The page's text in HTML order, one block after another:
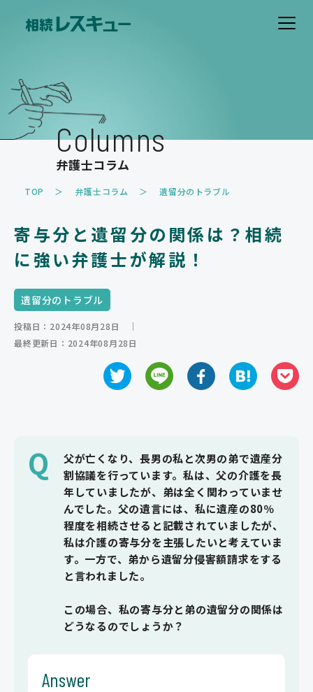
解決事例
遺産分割のトラブル 遺留分のトラブル
相続放棄 相続税・事業承継対策
家族信託・遺言書作成
ご相談の流れ
よくあるご質問
弁護士紹介
事務所紹介
アクセス
お問い合わせ
Columns
弁護士コラム
TOP 弁護士コラム 遺留分のトラブル
寄与分と遺留分の関係は？相続
に強い弁護士が解説！
遺留分のトラブル
投稿日：2024年08月28日
｜
最終更新日：2024年08月28日
Q
父が亡くなり、長男の私と次男の弟で遺産分
割協議を行っています。私は、父の介護を長
年していましたが、弟は全く関わっていませ
んでした。父の遺言には、私に遺産の80％
程度を相続させると記載されていましたが、
私は介護の寄与分を主張したいと考えていま
す。一方で、弟から遺留分侵害額請求をする
と言われました。
この場合、私の寄与分と弟の遺留分の関係は
どうなるのでしょうか？
Answer